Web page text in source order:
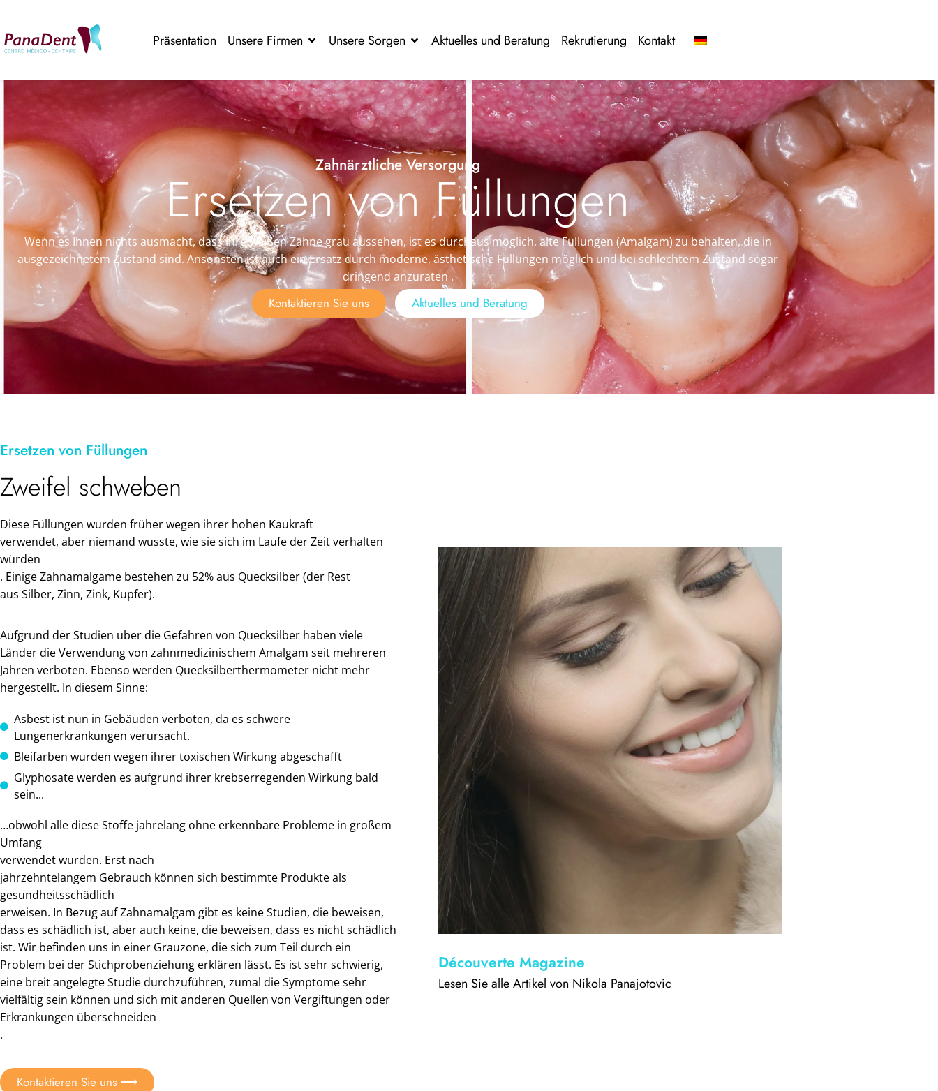
Präsentation Unsere Firmen Unsere Sorgen Aktuelles und Beratung Rekrutierung Kontakt
Zahnärztliche Versorgung
Ersetzen von Füllungen
Wenn es Ihnen nichts ausmacht, dass Ihre weißen Zähne grau aussehen, ist es durchaus möglich, alte Füllungen (Amalgam) zu behalten, die in
ausgezeichnetem Zustand sind. Ansonsten ist auch ein Ersatz durch moderne, ästhetische Füllungen möglich und bei schlechtem Zustand sogar
dringend anzuraten .
Kontaktieren Sie uns Aktuelles und Beratung
Ersetzen von Füllungen
Zweifel schweben
Diese Füllungen wurden früher wegen ihrer hohen Kaukraft
verwendet, aber niemand wusste, wie sie sich im Laufe der Zeit verhalten
würden
. Einige Zahnamalgame bestehen zu 52% aus Quecksilber (der Rest
aus Silber, Zinn, Zink, Kupfer).
Aufgrund der Studien über die Gefahren von Quecksilber haben viele
Länder die Verwendung von zahnmedizinischem Amalgam seit mehreren
Jahren verboten. Ebenso werden Quecksilberthermometer nicht mehr
hergestellt. In diesem Sinne:
Asbest ist nun in Gebäuden verboten, da es schwere
Lungenerkrankungen verursacht.
Bleifarben wurden wegen ihrer toxischen Wirkung abgeschafft
Glyphosate werden es aufgrund ihrer krebserregenden Wirkung bald
sein...
…obwohl alle diese Stoffe jahrelang ohne erkennbare Probleme in großem
Umfang
verwendet wurden. Erst nach
jahrzehntelangem Gebrauch können sich bestimmte Produkte als
gesundheitsschädlich
erweisen. In Bezug auf Zahnamalgam gibt es keine Studien, die beweisen,
dass es schädlich ist, aber auch keine, die beweisen, dass es nicht schädlich
ist. Wir befinden uns in einer Grauzone, die sich zum Teil durch ein
Problem bei der Stichprobenziehung erklären lässt. Es ist sehr schwierig,
eine breit angelegte Studie durchzuführen, zumal die Symptome sehr
vielfältig sein können und sich mit anderen Quellen von Vergiftungen oder
Erkrankungen überschneiden
.
Kontaktieren Sie uns ⟶
Découverte Magazine
Lesen Sie alle Artikel von Nikola Panajotovic